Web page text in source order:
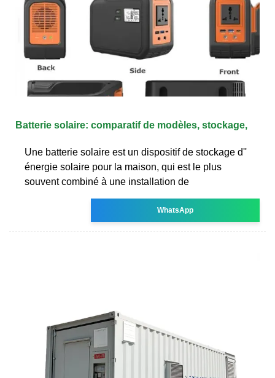
Batterie solaire: comparatif de modèles, stockage,
Une batterie solaire est un dispositif de stockage d''
énergie solaire pour la maison, qui est le plus
souvent combiné à une installation de
WhatsApp